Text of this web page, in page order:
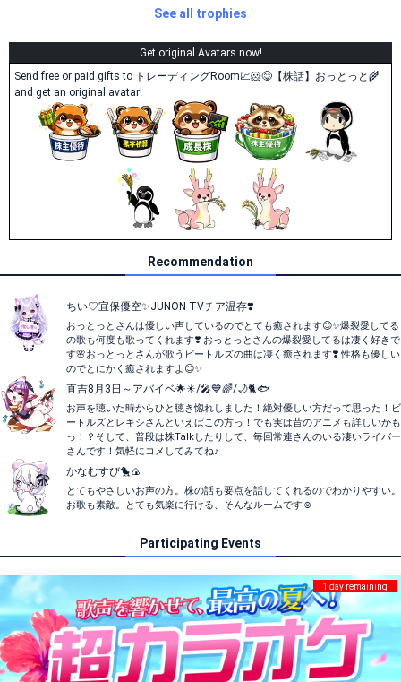
See all trophies
Get original Avatars now!
Send free or paid gifts to トレーディングRoom💹🐹😋【株話】おっとっと🌾
and get an original avatar!
Recommendation
ちい♡宜保優空✨JUNON TVチア温存❣️
おっとっとさんは優しい声しているのでとても癒されます😊✨爆裂愛してる
の歌も何度も歌ってくれます❣️ おっとっとさんの爆裂愛してるは凄く好きで
す🌸おっとっとさんが歌うビートルズの曲は凄く癒されます❣️ 性格も優しい
のでとにかく癒されますよ😊✨
直吉8月3日～アバイベ🌟☀/🎤💙🌈/🌙🐈️🐟
お声を聴いた時からひと聴き惚れしました！絶対優しい方だって思った！ビ
ートルズとレキシさんといえばこの方っ！でも実は昔のアニメも詳しいかも
っ！？そして、普段は株Talkしたりして、毎回常連さんのいる凄いライバー
さんです！気軽にコメしてみてね♪
かなむすび🐤🍙
とてもやさしいお声の方。株の話も要点を話してくれるのでわかりやすい。
お歌も素敵。とても気楽に行ける、そんなルームです☺
Participating Events
1 day remaining